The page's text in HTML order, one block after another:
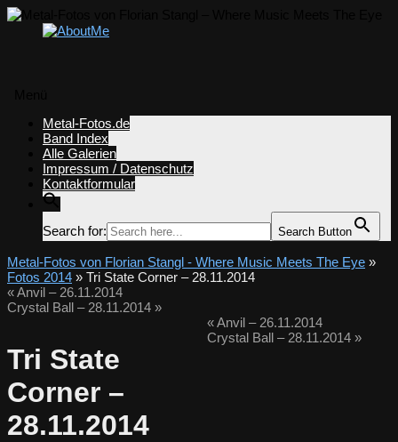
springen
Metal-Fotos.de
Band Index
Alle Galerien
Impressum / Datenschutz
Kontaktformular
Search for: Search Button
Metal-Fotos von Florian Stangl - Where Music Meets The Eye »
Fotos 2014 » Tri State Corner – 28.11.2014
«Anvil – 26.11.2014
Crystal Ball – 28.11.2014 »
Tri State
Corner –
28.11.2014
«Anvil – 26.11.2014
Crystal Ball – 28.11.2014 »